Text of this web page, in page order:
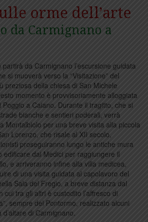
orme dell’arte
da Carmignano a
da Carmignano l’escursione guidata
si muoverà verso la “Visitazione” del
preziosa della chiesa di San Michele
momento è provvisoriamente alloggiata
Poggio a Caiano. Durante il tragitto, che si
bianche e sentieri poderali, verrà
Montalbiolo per una breve visita alla piccola
Lorenzo, che risale al XII secolo,
proseguiranno lungo le antiche mura
edificare dai Medici per raggiungere il
e arriveranno infine alla villa medicea,
di una visita guidata al capolavoro del
Sala del Fregio, a breve distanza dal
cui tra gli altri è custodito l’affresco di
sempre del Pontormo, realizzato alcuni
di Carmignano.